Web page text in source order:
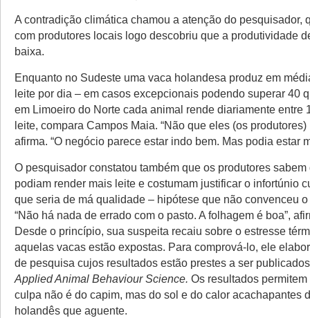
A contradição climática chamou a atenção do pesquisador,
com produtores locais logo descobriu que a produtividade
baixa.
Enquanto no Sudeste uma vaca holandesa produz em
leite por dia – em casos excepcionais podendo superar 40
em Limoeiro do Norte cada animal rende diariamente entre
leite, compara Campos Maia. “Não que eles (os produtores)
afirma. “O negócio parece estar indo bem. Mas podia estar
O pesquisador constatou também que os produtores
podiam render mais leite e costumam justificar o infortúnio
que seria de má qualidade – hipótese que não convenceu
“Não há nada de errado com o pasto. A folhagem é boa”,
Desde o princípio, sua suspeita recaiu sobre o estresse
aquelas vacas estão expostas. Para comprová-lo, ele
de pesquisa cujos resultados estão prestes a ser
Applied Animal Behaviour Science. Os resultados
culpa não é do capim, mas do sol e do calor acachapantes
holandês que aguente.